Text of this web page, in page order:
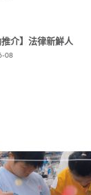
推介】法律新鮮人
08